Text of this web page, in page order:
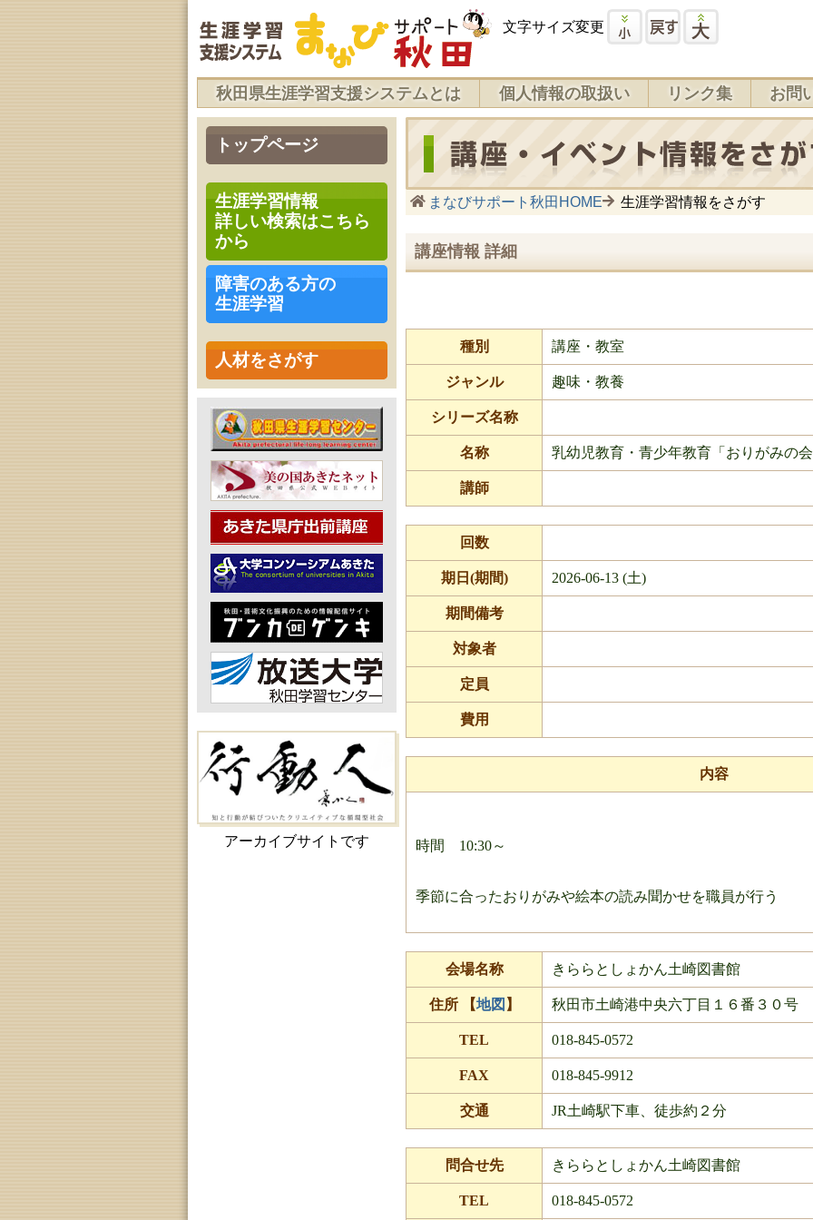
文字サイズ変更
秋田県生涯学習支援システムとは 個人情報の取扱い リンク集 お問
トップページ
生涯学習情報
詳しい検索はこちら
から
障害のある方の
生涯学習
人材をさがす
アーカイブサイトです
まなびサポート秋田HOME 生涯学習情報をさがす
講座情報 詳細
種別 講座・教室
ジャンル 趣味・教養
シリーズ名称
名称 乳幼児教育・青少年教育「おりがみの
講師
回数
期日(期間) 2026-06-13 (土)
期間備考
対象者
定員
費用
内容
時間 10:30～
季節に合ったおりがみや絵本の読み聞かせを職員が行う
会場名称 きららとしょかん土崎図書館
住所 【地図 】 秋田市土崎港中央六丁目１６番３０号
TEL 018-845-0572
FAX 018-845-9912
交通 JR土崎駅下車、徒歩約２分
問合せ先 きららとしょかん土崎図書館
TEL 018-845-0572